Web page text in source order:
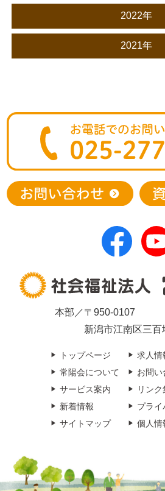
2022年
2021年
本部／〒950-0107
新潟市江南区三
トップページ
常陽会について
サービス案内
新着情報
サイトマップ
求人情
お問い
リンク
プライ
個人情